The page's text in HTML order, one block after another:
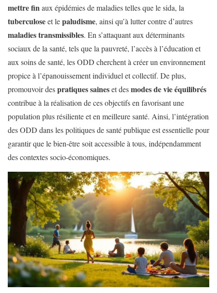
mettre finaux épidémies de maladies telles que le sida, la
tuberculoseet lepaludisme, ainsi qu’à lutter contre d’autres
maladies transmissibles. En s’attaquant aux déterminants
sociaux de la santé, tels que la pauvreté, l’accès à l’éducation et
aux soins de santé, les ODD cherchent à créer un environnement
propice à l’épanouissement individuel et collectif. De plus,
promouvoir despratiques saineset desmodes de vie équilibrés
contribue à la réalisation de ces objectifs en favorisant une
population plus résiliente et en meilleure santé. Ainsi, l’intégration
des ODD dans les politiques de santé publique est essentielle pour
garantir que le bien-être soit accessible à tous, indépendamment
des contextes socio-économiques.